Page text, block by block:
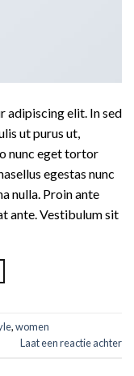
adipiscing elit. In sed
ut purus ut,
nunc eget tortor
egestas nunc
nulla. Proin ante
ante. Vestibulum sit
,women
Laat een reactie achter